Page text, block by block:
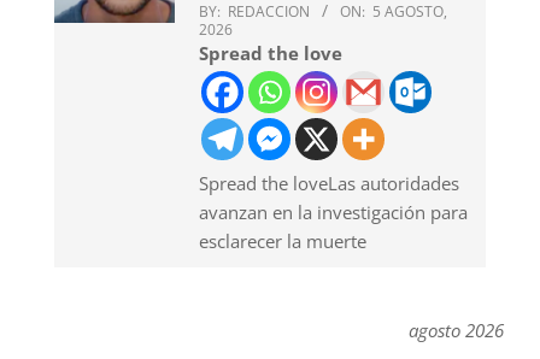
BY: REDACCION ON: 5 AGOSTO,
2026
Spread the love
Spread the loveLas autoridades
avanzan en la investigación para
esclarecer la muerte
agosto 2026